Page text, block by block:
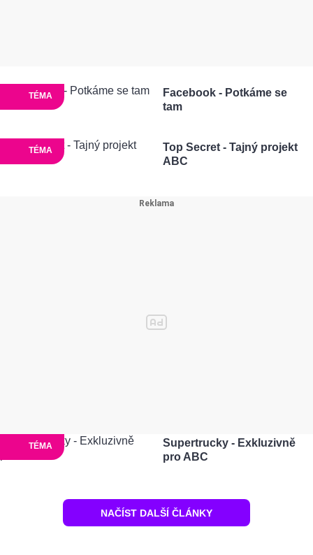
TÉMA
Facebook - Potkáme se
tam
TÉMA
Top Secret - Tajný projekt
ABC
TÉMA
Supertrucky - Exkluzivně
pro ABC
NAČÍST DALŠÍ ČLÁNKY